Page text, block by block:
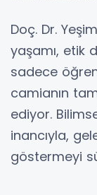
Doç. Dr.
yaşamı, etik
sadece
camianın
ediyor.
inancıyla,
göstermeyi